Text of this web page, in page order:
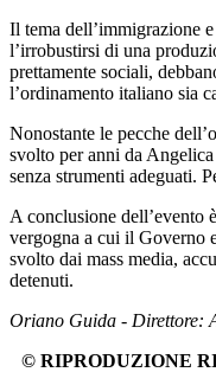
Il tema dell’immigrazione
l’irrobustirsi di una
prettamente sociali,
l’ordinamento italiano sia
Nonostante le pecche
svolto per anni da
senza strumenti adeguati.
A conclusione dell’evento
vergogna a cui il Governo
svolto dai mass media,
detenuti.
Oriano Guida - Direttore:
© RIPRODUZIONE